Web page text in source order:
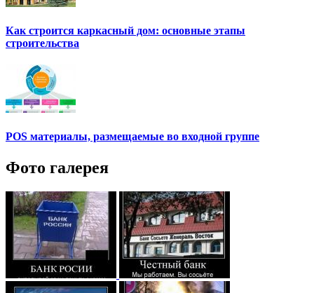
Как строится каркасный дом: основные этапы
строительства
POS материалы, размещаемые во входной группе
Фото галерея